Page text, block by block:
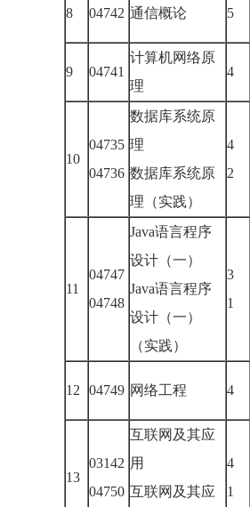
8 04742 通信概论 5
9 04741
计算机网络原
理
4
10
04735
04736
数据库系统原
理
数据库系统原
理（实践）
4
2
11
04747
04748
Java语言程序
设计（一）
Java语言程序
设计（一）
（实践）
3
1
12 04749 网络工程 4
13
03142
04750
互联网及其应
用
互联网及其应
4
1